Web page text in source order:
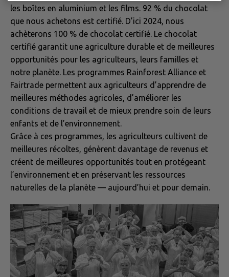
les boîtes en aluminium et les films. 92 % du chocolat
que nous achetons est certifié. D’ici 2024, nous
achèterons 100 % de chocolat certifié. Le chocolat
certifié garantit une agriculture durable et de meilleures
opportunités pour les agriculteurs, leurs familles et
notre planète. Les programmes Rainforest Alliance et
Fairtrade permettent aux agriculteurs d’apprendre de
meilleures méthodes agricoles, d’améliorer les
conditions de travail et de mieux prendre soin de leurs
enfants et de l’environnement.
Grâce à ces programmes, les agriculteurs cultivent de
meilleures récoltes, génèrent davantage de revenus et
créent de meilleures opportunités tout en protégeant
l’environnement et en préservant les ressources
naturelles de la planète — aujourd’hui et pour demain.